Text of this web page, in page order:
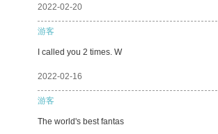
2022-02-20
游客
I called you 2 times. W
2022-02-16
游客
The world's best fantas